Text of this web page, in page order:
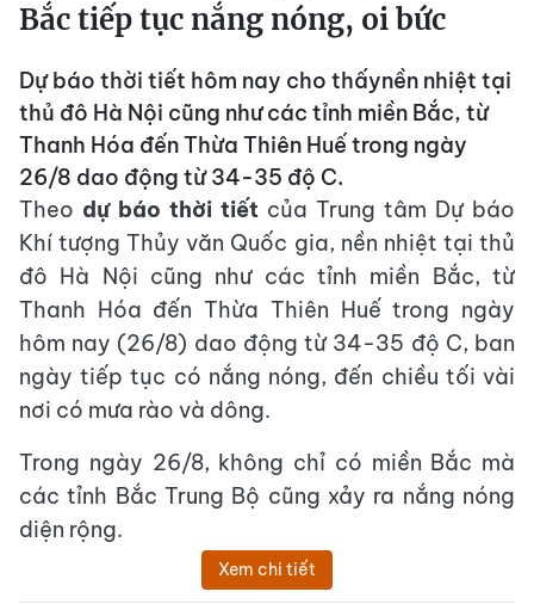
Bắc tiếp tục nắng nóng, oi bức
Dự báo thời tiết hôm nay cho thấynền nhiệt tại
thủ đô Hà Nội cũng như các tỉnh miền Bắc, từ
Thanh Hóa đến Thừa Thiên Huế trong ngày
26/8 dao động từ 34-35 độ C.
Theo dự báo thời tiết của Trung tâm Dự báo
Khí tượng Thủy văn Quốc gia, nền nhiệt tại thủ
đô Hà Nội cũng như các tỉnh miền Bắc, từ
Thanh Hóa đến Thừa Thiên Huế trong ngày
hôm nay (26/8) dao động từ 34-35 độ C, ban
ngày tiếp tục có nắng nóng, đến chiều tối vài
nơi có mưa rào và dông.
Trong ngày 26/8, không chỉ có miền Bắc mà
các tỉnh Bắc Trung Bộ cũng xảy ra nắng nóng
diện rộng.
Xem chi tiết